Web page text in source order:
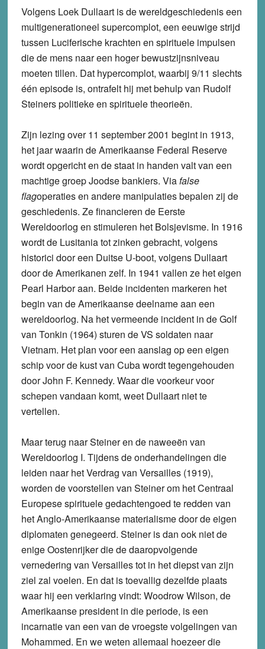
Volgens Loek Dullaart is de wereldgeschiedenis een
multigenerationeel supercomplot, een eeuwige strijd
tussen Luciferische krachten en spirituele impulsen
die de mens naar een hoger bewustzijnsniveau
moeten tillen. Dat hypercomplot, waarbij 9/11 slechts
één episode is, ontrafelt hij met behulp van Rudolf
Steiners politieke en spirituele theorieën.
Zijn lezing over 11 september 2001 begint in 1913,
het jaar waarin de Amerikaanse Federal Reserve
wordt opgericht en de staat in handen valt van een
machtige groep Joodse bankiers. Viafalse
flagoperaties en andere manipulaties bepalen zij de
geschiedenis. Ze financieren de Eerste
Wereldoorlog en stimuleren het Bolsjevisme. In 1916
wordt de Lusitania tot zinken gebracht, volgens
historici door een Duitse U-boot, volgens Dullaart
door de Amerikanen zelf. In 1941 vallen ze het eigen
Pearl Harbor aan. Beide incidenten markeren het
begin van de Amerikaanse deelname aan een
wereldoorlog. Na het vermeende incident in de Golf
van Tonkin (1964) sturen de VS soldaten naar
Vietnam. Het plan voor een aanslag op een eigen
schip voor de kust van Cuba wordt tegengehouden
door John F. Kennedy. Waar die voorkeur voor
schepen vandaan komt, weet Dullaart niet te
vertellen.
Maar terug naar Steiner en de naweeën van
Wereldoorlog I. Tijdens de onderhandelingen die
leiden naar het Verdrag van Versailles (1919),
worden de voorstellen van Steiner om het Centraal
Europese spirituele gedachtengoed te redden van
het Anglo-Amerikaanse materialisme door de eigen
diplomaten genegeerd. Steiner is dan ook niet de
enige Oostenrijker die de daaropvolgende
vernedering van Versailles tot in het diepst van zijn
ziel zal voelen. En dat is toevallig dezelfde plaats
waar hij een verklaring vindt: Woodrow Wilson, de
Amerikaanse president in die periode, is een
incarnatie van een van de vroegste volgelingen van
Mohammed. En we weten allemaal hoezeer die